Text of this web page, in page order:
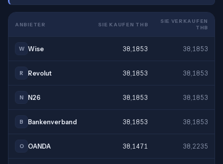
ANBIETER SIE KAUFEN THB
SIE VERKAUFEN
THB
W Wise 38,1853 38,1853
R Revolut 38,1853 38,1853
N N26 38,1853 38,1853
B Bankenverband 38,1853 38,1853
O OANDA 38,1471 38,2235